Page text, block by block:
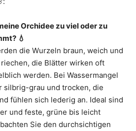
Orchidee zu viel oder zu
💧
die Wurzeln braun, weich und
die Blätter wirken oft
werden. Bei Wassermangel
silbrig-grau und trocken, die
fühlen sich lederig an. Ideal sind
und feste, grüne bis leicht
Sie den durchsichtigen